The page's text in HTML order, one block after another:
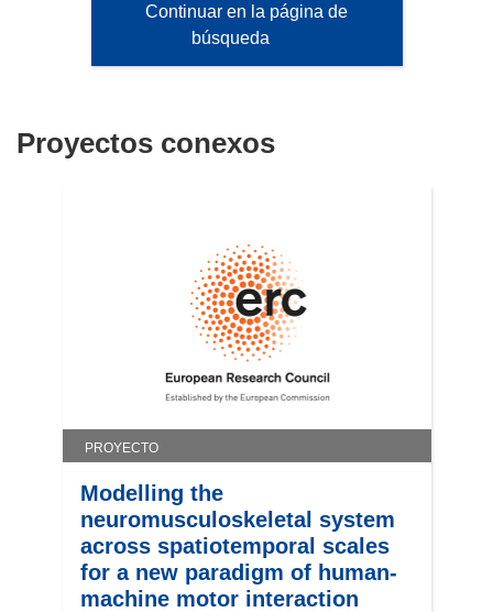
Continuar en la página de
búsqueda
Proyectos conexos
PROYECTO
Modelling the
neuromusculoskeletal system
across spatiotemporal scales
for a new paradigm of human-
machine motor interaction